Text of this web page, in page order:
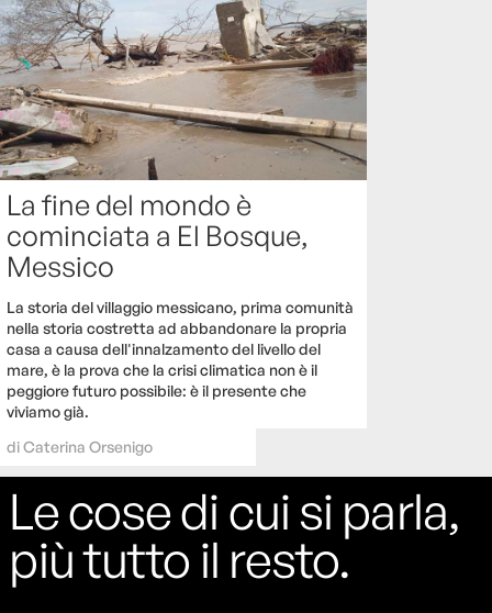
La fine del mondo è
cominciata a El Bosque,
Messico
La storia del villaggio messicano, prima comunità
nella storia costretta ad abbandonare la propria
casa a causa dell'innalzamento del livello del
mare, è la prova che la crisi climatica non è il
peggiore futuro possibile: è il presente che
viviamo già.
diCaterina Orsenigo
Le cose di cui si parla,
più tutto il resto.